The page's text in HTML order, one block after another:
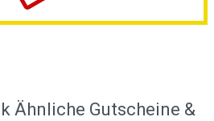
Ähnliche Gutscheine &